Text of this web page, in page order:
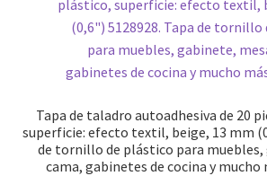
Tapa de taladro autoadhesiva de 20
superficie: efecto textil, beige, 13 mm
de tornillo de plástico para muebles,
cama, gabinetes de cocina y mucho